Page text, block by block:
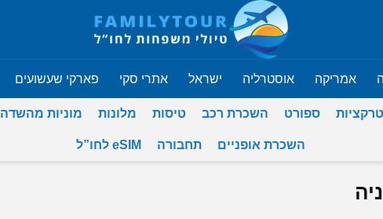
אמריקה אוסטרליה ישראל אתרי סקי פארקי שעשועים
ספורט השכרת רכב טיסות מלונות מוניות מהשדה
השכרת אופניים תחבורה eSIM לחו”ל